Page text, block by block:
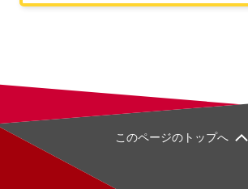
このページのトップへ